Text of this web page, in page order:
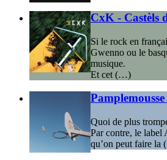
CxK - Castèls
Si le rock en
Gwenno ou le
musique.
Et cet (…)
Quoi de plus
Par contre, le label
qu’on peut faire